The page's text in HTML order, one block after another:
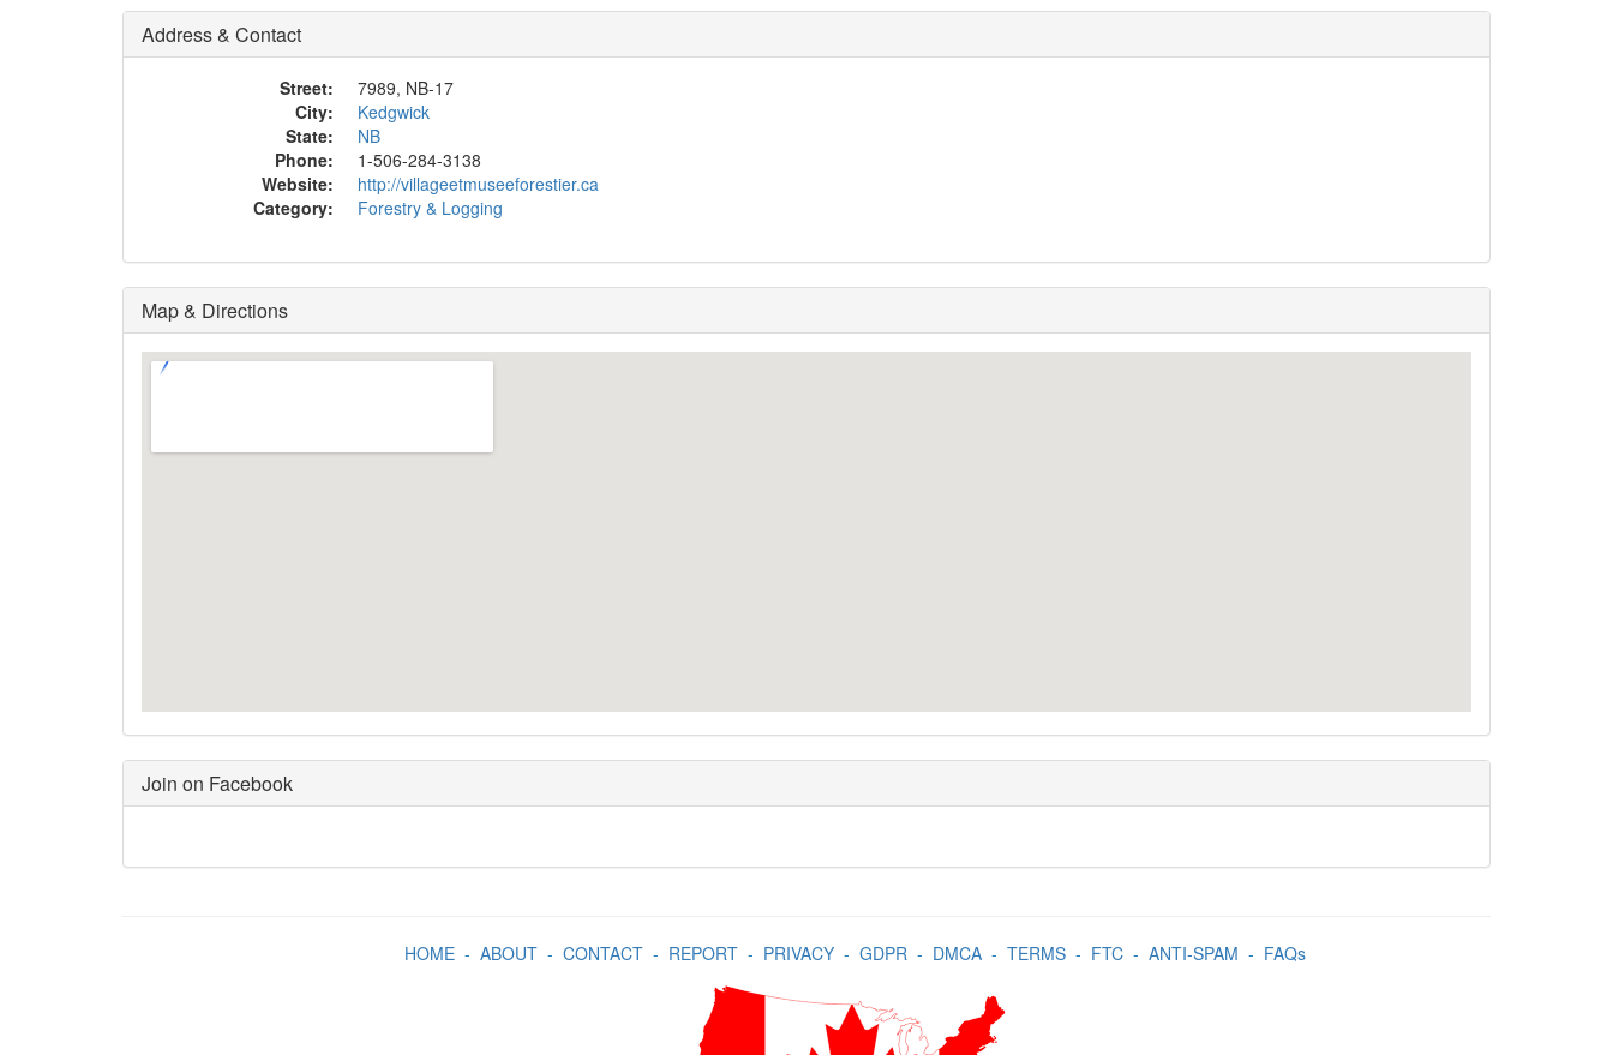
Address & Contact
Street:
7989, NB-17
City:
Kedgwick
State:
NB
Phone:
1-506-284-3138
Website:
http://villageetmuseeforestier.ca
Category:
Forestry & Logging
Map & Directions
Join on Facebook
HOME- ABOUT- CONTACT- REPORT- PRIVACY- GDPR- DMCA- TERMS- FTC- ANTI-SPAM - FAQs